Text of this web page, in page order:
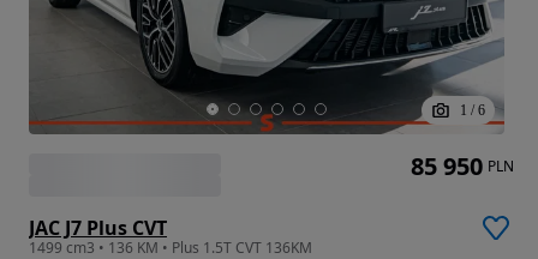
1 / 6
JAC J7 Plus CVT
1499 cm3 • 136 KM • Plus 1.5T CVT 136KM
85 950 PLN